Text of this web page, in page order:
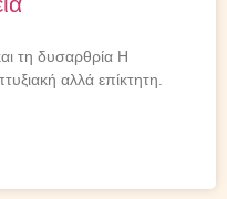
τη δυσαρθρία Η
αλλά επίκτητη.